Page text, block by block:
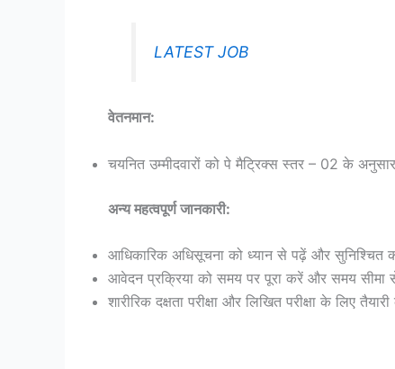
LATEST JOB
वेतनमान:
चयनित उम्मीदवारों को पे मैट्रिक्स स्तर – 02 के
अन्य महत्वपूर्ण जानकारी:
आधिकारिक अधिसूचना को ध्यान से पढ़ें और सुनिश्चित
आवेदन प्रक्रिया को समय पर पूरा करें और समय
शारीरिक दक्षता परीक्षा और लिखित परीक्षा के लिए